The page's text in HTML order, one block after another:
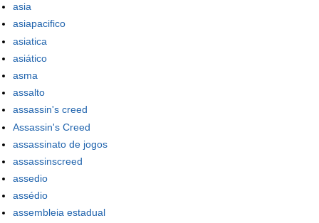
asia
asiapacifico
asiatica
asiático
asma
assalto
assassin's creed
Assassin's Creed
assassinato de jogos
assassinscreed
assedio
assédio
assembleia estadual